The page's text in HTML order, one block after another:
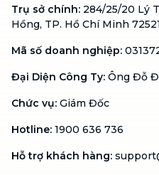
Trụ sở chính: 284/25/20 Lý
Hồng, TP. Hồ Chí Minh
Mã số doanh nghiệp:
Đại Diện Công Ty: Ông Đỗ
Chức vụ: Giám Đốc
Hotline: 1900 636 736
Hỗ trợ khách hàng: